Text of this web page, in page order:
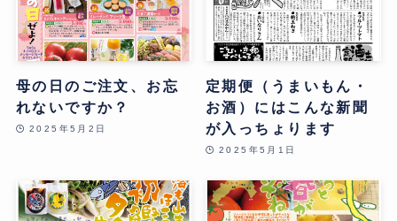
母の日のご注文、お忘
れないですか？
2025年5月2日
定期便（うまいもん・
お酒）にはこんな新聞
が入っちょります
2025年5月1日